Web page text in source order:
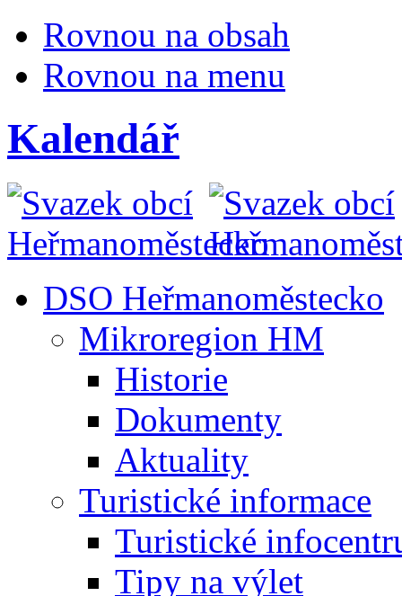
Rovnou na obsah
Rovnou na menu
Kalendář
DSO Heřmanoměstecko
Mikroregion HM
Historie
Dokumenty
Aktuality
Turistické informace
Turistické
Tipy na výlet